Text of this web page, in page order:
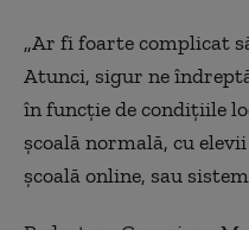
„Ar fi foarte complicat
Atunci, sigur ne
în funcție de condițiile
școală normală, cu
școală online, sau